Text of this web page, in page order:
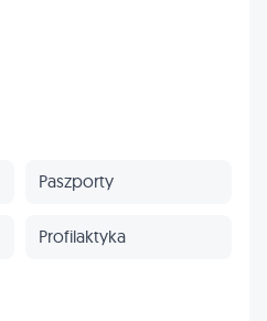
Paszporty
Profilaktyka